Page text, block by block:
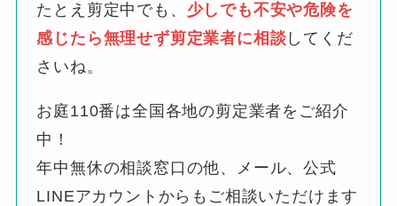
たとえ剪定中でも、 少しでも不安や危険を
感じたら無理せず剪定業者に相談 してくだ
さいね。
お庭110番は全国各地の剪定業者をご紹介
中！
年中無休の相談窓口の他、メール、公式
LINEアカウントからもご相談いただけます